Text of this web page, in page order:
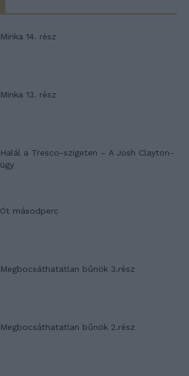
Minka 14. rész
Minka 13. rész
Halál a Tresco-szigeten – A Josh Clayton-
ügy
Öt másodperc
Megbocsáthatatlan bűnök 3.rész
Megbocsáthatatlan bűnök 2.rész